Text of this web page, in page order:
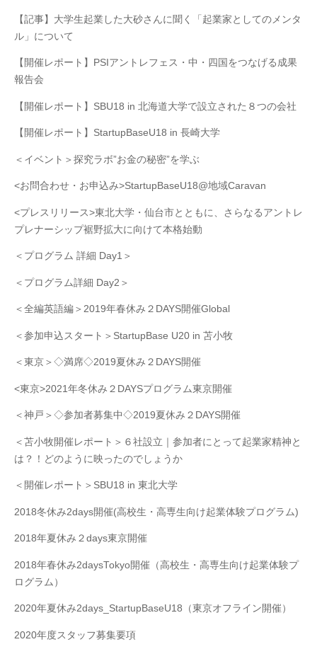
【記事】大学生起業した大砂さんに聞く「起業家としてのメンタ
ル」について
【開催レポート】PSIアントレフェス・中・四国をつなげる成果
報告会
【開催レポート】SBU18 in 北海道大学で設立された８つの会社
【開催レポート】StartupBaseU18 in 長崎大学
＜イベント＞探究ラボ”お金の秘密”を学ぶ
<お問合わせ・お申込み>StartupBaseU18@地域Caravan
<プレスリリース>東北大学・仙台市とともに、さらなるアントレ
プレナーシップ裾野拡大に向けて本格始動
＜プログラム 詳細 Day1＞
＜プログラム詳細 Day2＞
＜全編英語編＞2019年春休み２DAYS開催Global
＜参加申込スタート＞StartupBase U20 in 苫小牧
＜東京＞◇満席◇2019夏休み２DAYS開催
<東京>2021年冬休み２DAYSプログラム東京開催
＜神戸＞◇参加者募集中◇2019夏休み２DAYS開催
＜苫小牧開催レポート＞６社設立｜参加者にとって起業家精神と
は？！どのように映ったのでしょうか
＜開催レポート＞SBU18 in 東北大学
2018冬休み2days開催(高校生・高専生向け起業体験プログラム)
2018年夏休み２days東京開催
2018年春休み2daysTokyo開催（高校生・高専生向け起業体験プ
ログラム）
2020年夏休み2days_StartupBaseU18（東京オフライン開催）
2020年度スタッフ募集要項